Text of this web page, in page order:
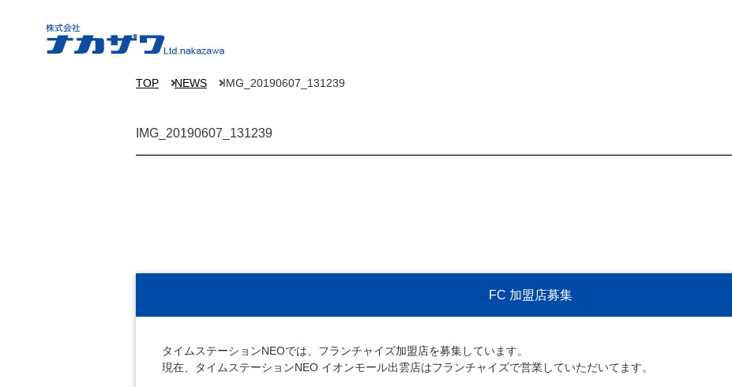
TOP NEWS IMG_20190607_131239
IMG_20190607_131239
FC 加盟店募集
タイムステーションNEOでは、フランチャイズ加盟店を募集しています。
現在、タイムステーションNEO イオンモール出雲店はフランチャイズで営業していただいてます。